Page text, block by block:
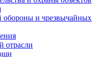
обороны и чрезвычайных
отрасли